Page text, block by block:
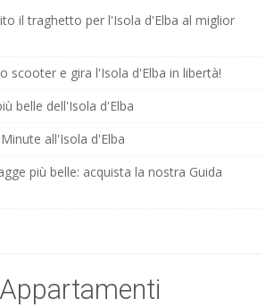
il traghetto per l'Isola d'Elba al miglior
scooter e gira l'Isola d'Elba in libertà!
belle dell'Isola d'Elba
all'Isola d'Elba
più belle: acquista la nostra Guida